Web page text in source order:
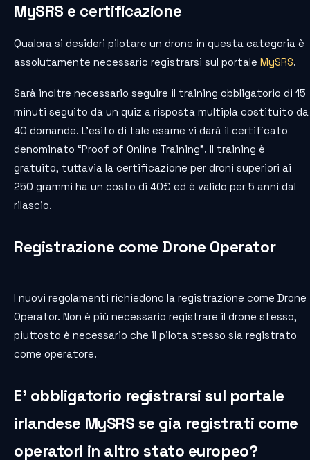
MySRS e certificazione
Qualora si desideri pilotare un drone in questa categoria è
assolutamente necessario registrarsi sul portale MySRS.
Sarà inoltre necessario seguire il training obbligatorio di 15
minuti seguito da un quiz a risposta multipla costituito da
40 domande. L’esito di tale esame vi darà il certificato
denominato “Proof of Online Training”. Il training è
gratuito, tuttavia la certificazione per droni superiori ai
250 grammi ha un costo di 40€ ed è valido per 5 anni dal
rilascio.
Registrazione come Drone Operator
I nuovi regolamenti richiedono la registrazione come Drone
Operator. Non è più necessario registrare il drone stesso,
piuttosto è necessario che il pilota stesso sia registrato
come operatore.
E’ obbligatorio registrarsi sul portale
irlandese MySRS se gia registrati come
operatori in altro stato europeo?